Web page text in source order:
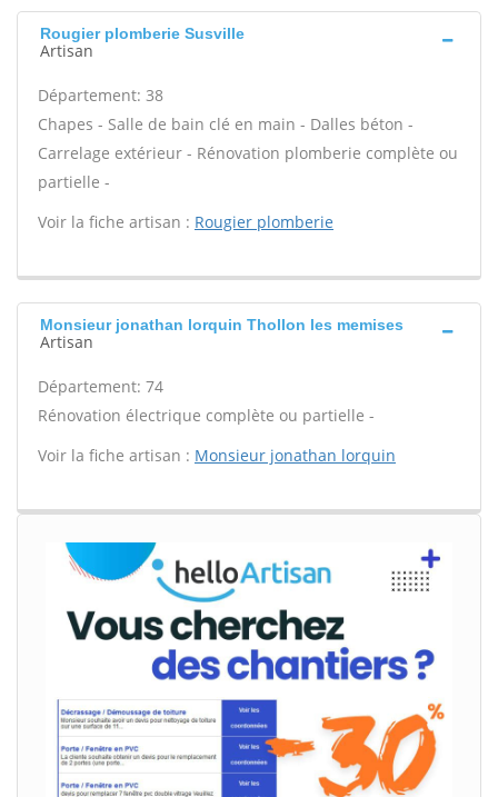
Rougier plomberie Susville
Artisan
Département: 38
Chapes - Salle de bain clé en main - Dalles béton -
Carrelage extérieur - Rénovation plomberie complète ou
partielle -
Voir la fiche artisan : Rougier plomberie
Monsieur jonathan lorquin Thollon les memises
Artisan
Département: 74
Rénovation électrique complète ou partielle -
Voir la fiche artisan : Monsieur jonathan lorquin